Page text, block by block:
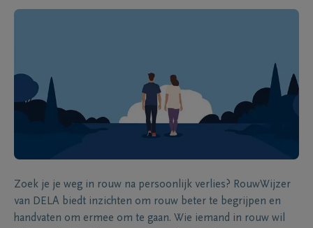
Zoek je je weg in rouw na persoonlijk verlies? RouwWijzer
van DELA biedt inzichten om rouw beter te begrijpen en
handvaten om ermee om te gaan. Wie iemand in rouw wil